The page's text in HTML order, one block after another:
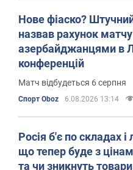
Нове фіаско?
назвав рахунок
азербайджанцями в
конференцій
Матч відбудеться 6 серпня
Спорт Oboz 6.08.2026 13:14
Росія б'є по складах і
що тепер буде з
та чи зникнуть